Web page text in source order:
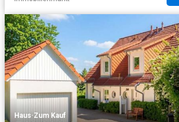
Haus·Zum Kauf